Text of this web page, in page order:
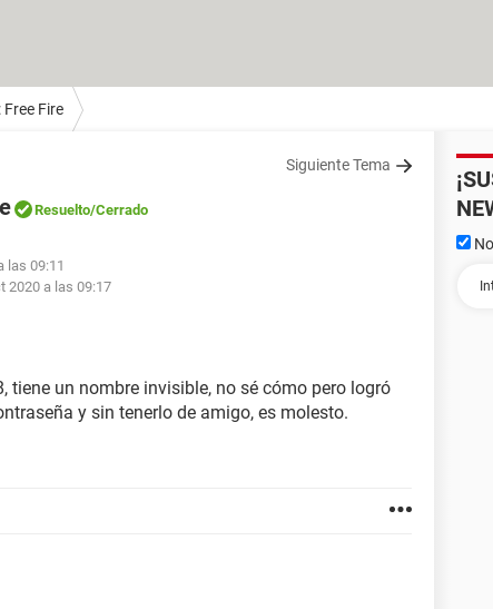
Fire
Siguiente Tema
Resuelto/Cerrado
las 09:11
2020 a las 09:17
tiene un nombre invisible, no sé cómo pero logró
y sin tenerlo de amigo, es molesto.